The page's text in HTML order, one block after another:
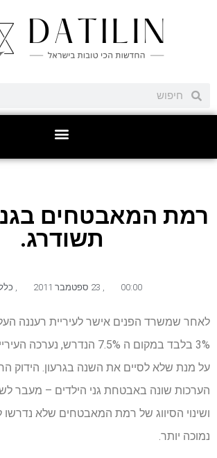
רמת המאבטחים
תשודרג.
00:00
,
,
לאחר שמשרד הפנים אישר לעיריית רעננה
3% בלבד במקום ה 7.5% הנדרש,
על מנת שלא לסיים את השנה בגרעון. הידוק
הערכות שונה באבטחת גני הילדים – מעבר
ושינוי הסיווג של רמת המאבטחים שלא
נמוכה יותר.